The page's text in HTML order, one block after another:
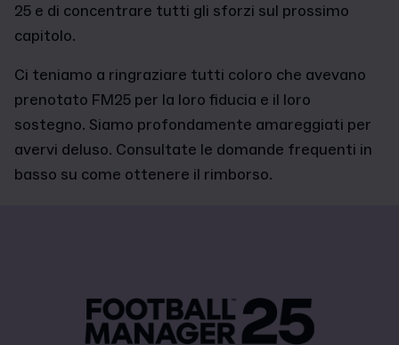
25 e di concentrare tutti gli sforzi sul prossimo
capitolo.
Ci teniamo a ringraziare tutti coloro che avevano
prenotato FM25 per la loro fiducia e il loro
sostegno. Siamo profondamente amareggiati per
avervi deluso. Consultate le domande frequenti in
basso su come ottenere il rimborso.